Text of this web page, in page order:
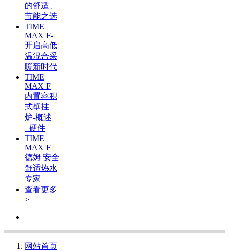
的舒适、
节能之选
TIME
MAX F-
开启高低
温混合采
暖新时代
TIME
MAX F
内置容积
式壁挂
炉-概述
+硬件
TIME
MAX F
德姆 安全
舒适热水
专家
查看更多
>
网站首页